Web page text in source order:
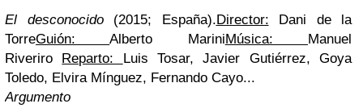
El desconocido (2015; España).Director: Dani de la
TorreGuión:Alberto MariniMúsica: Manuel
Riveriro Reparto: Luis Tosar, Javier Gutiérrez, Goya
Toledo, Elvira Mínguez, Fernando Cayo...
Argumento